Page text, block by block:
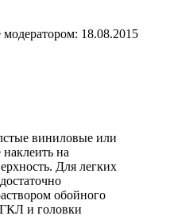
модератором: 18.08.2015
виниловые или
на
Для легких
обойного
и головки